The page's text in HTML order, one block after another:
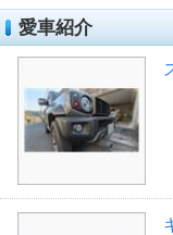
愛車紹介